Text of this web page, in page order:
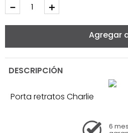
＋
－
Agregar
DESCRIPCIÓN
Porta retratos Charlie
6